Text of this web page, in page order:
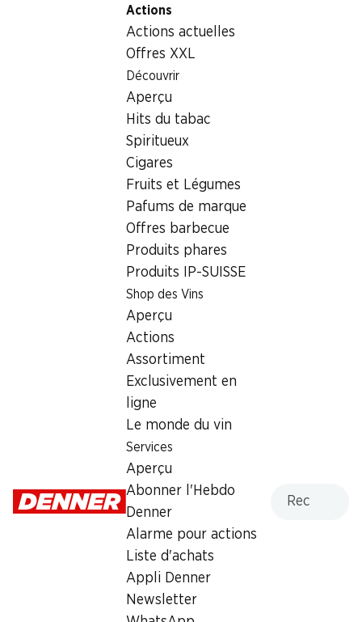
Actions
Actions actuelles
Offres XXL
Découvrir
Aperçu
Hits du tabac
Spiritueux
Cigares
Fruits et Légumes
Pafums de marque
Offres barbecue
Produits phares
Produits IP-SUISSE
Shop des Vins
Aperçu
Actions
Assortiment
Exclusivement en
ligne
Le monde du vin
Services
Aperçu
Abonner l'Hebdo
Denner
Alarme pour actions
Liste d'achats
Appli Denner
Newsletter
Lait/fromage/œufs
Boule de Mozzarella IP-SUISSE
Boule de Mozzarella IP-SUISSE
au lait des prés, 3 x 150 g
Labels et distinctions
1003603
Les clients ont également